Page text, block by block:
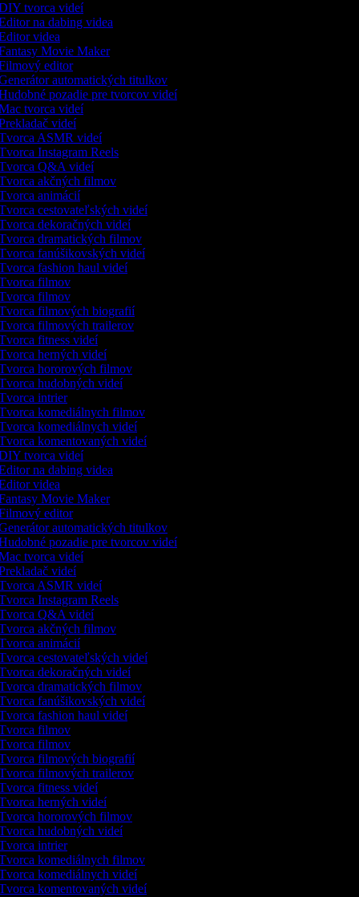
tvorca videí
na dabing videa
videa
Movie Maker
editor
automatických titulkov
pozadie pre tvorcov videí
tvorca videí
videí
ASMR videí
Instagram Reels
Q&A videí
akčných filmov
animácií
cestovateľských videí
dekoračných videí
dramatických filmov
fanúšikovských videí
fashion haul videí
filmov
filmov
filmových biografií
filmových trailerov
fitness videí
herných videí
hororových filmov
hudobných videí
intrier
komediálnych filmov
komediálnych videí
komentovaných videí
tvorca videí
na dabing videa
videa
Movie Maker
editor
automatických titulkov
pozadie pre tvorcov videí
tvorca videí
videí
ASMR videí
Instagram Reels
Q&A videí
akčných filmov
animácií
cestovateľských videí
dekoračných videí
dramatických filmov
fanúšikovských videí
fashion haul videí
filmov
filmov
filmových biografií
filmových trailerov
fitness videí
herných videí
hororových filmov
hudobných videí
intrier
komediálnych filmov
komediálnych videí
komentovaných videí